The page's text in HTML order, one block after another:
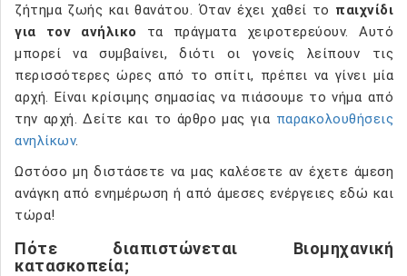
ζήτημα ζωής και θανάτου. Όταν έχει χαθεί το παιχνίδι
για τον ανήλικο τα πράγματα χειροτερεύουν. Αυτό
μπορεί να συμβαίνει, διότι οι γονείς λείπουν τις
περισσότερες ώρες από το σπίτι, πρέπει να γίνει μία
αρχή. Είναι κρίσιμης σημασίας να πιάσουμε το νήμα από
την αρχή. Δείτε και το άρθρο μας για παρακολουθήσεις
ανηλίκων.
Ωστόσο μη διστάσετε να μας καλέσετε αν έχετε άμεση
ανάγκη από ενημέρωση ή από άμεσες ενέργειες εδώ και
τώρα!
Πότε διαπιστώνεται Βιομηχανική
κατασκοπεία;